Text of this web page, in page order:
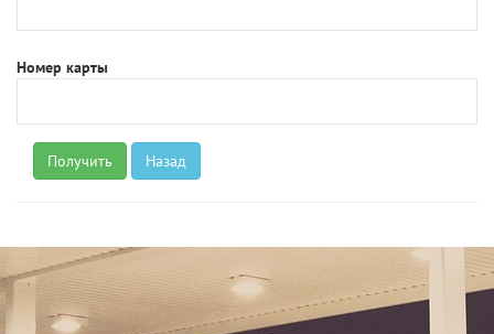
Номер карты
Назад